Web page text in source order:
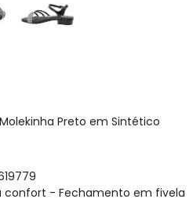
Preto em Sintético
confort - Fechamento em fivela